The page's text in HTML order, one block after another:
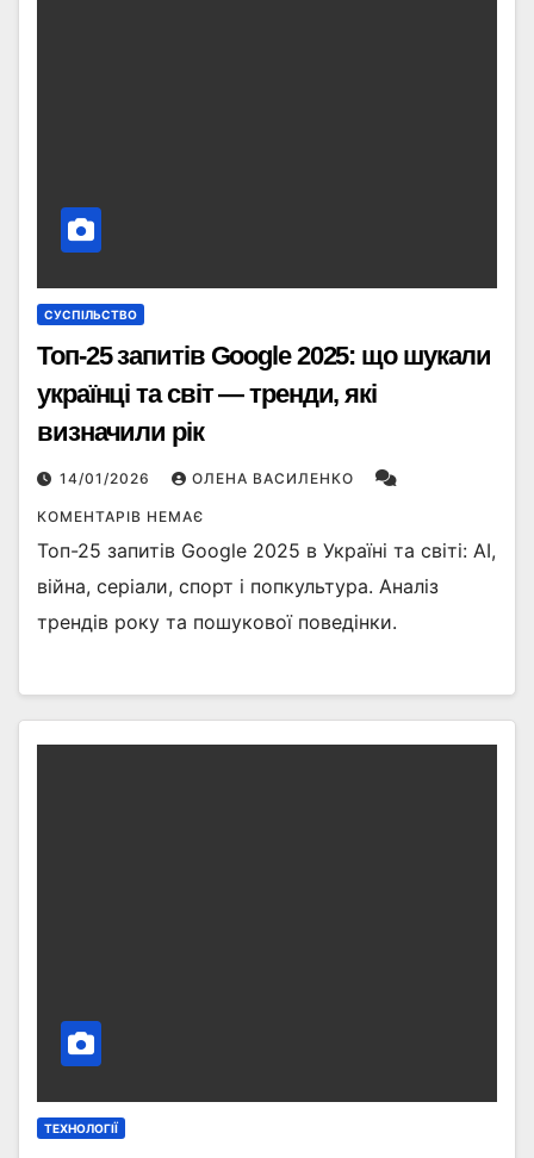
СУСПІЛЬСТВО
Топ-25 запитів Google 2025: що шукали
українці та світ — тренди, які
визначили рік
14/01/2026 ОЛЕНА ВАСИЛЕНКО
КОМЕНТАРІВ НЕМАЄ
Топ-25 запитів Google 2025 в Україні та світі: AI,
війна, серіали, спорт і попкультура. Аналіз
трендів року та пошукової поведінки.
ТЕХНОЛОГІЇ